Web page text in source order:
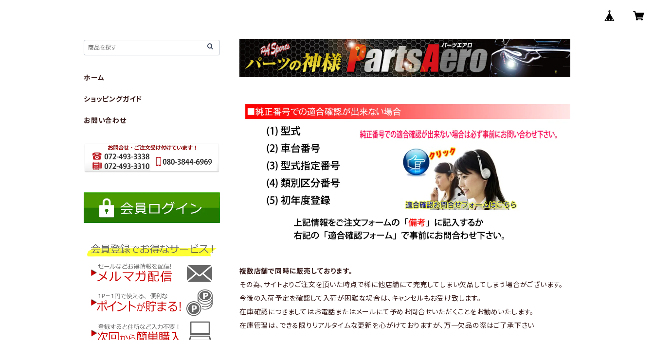
複数店舗で同時に販売しております。
その為、サイトよりご注文を頂いた時点で稀に他店舗にて完売してしまい欠品してしまう場合がございます。
今後の入荷予定を確認して入荷が困難な場合は、キャンセルもお受け致します。
在庫確認につきましてはお電話またはメールにて予めお問合せいただくことをお勧めいたします。
在庫管理は、できる限りリアルタイムな更新を心がけておりますが、万一欠品の際はご了承下さい
ホーム
ショッピングガイド
お問い合わせ